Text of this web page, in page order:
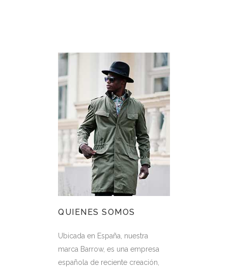
QUIENES SOMOS
Ubicada en España, nuestra
marca Barrow, es una empresa
española de reciente creación,